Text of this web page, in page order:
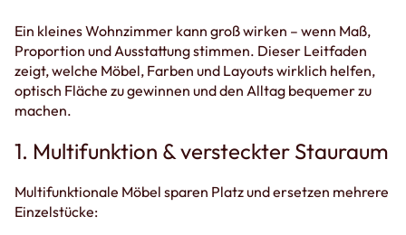
Ein kleines Wohnzimmer kann groß wirken – wenn Maß,
Proportion und Ausstattung stimmen. Dieser Leitfaden
zeigt, welche Möbel, Farben und Layouts wirklich helfen,
optisch Fläche zu gewinnen und den Alltag bequemer zu
machen.
1. Multifunktion & versteckter Stauraum
Multifunktionale Möbel sparen Platz und ersetzen mehrere
Einzelstücke: